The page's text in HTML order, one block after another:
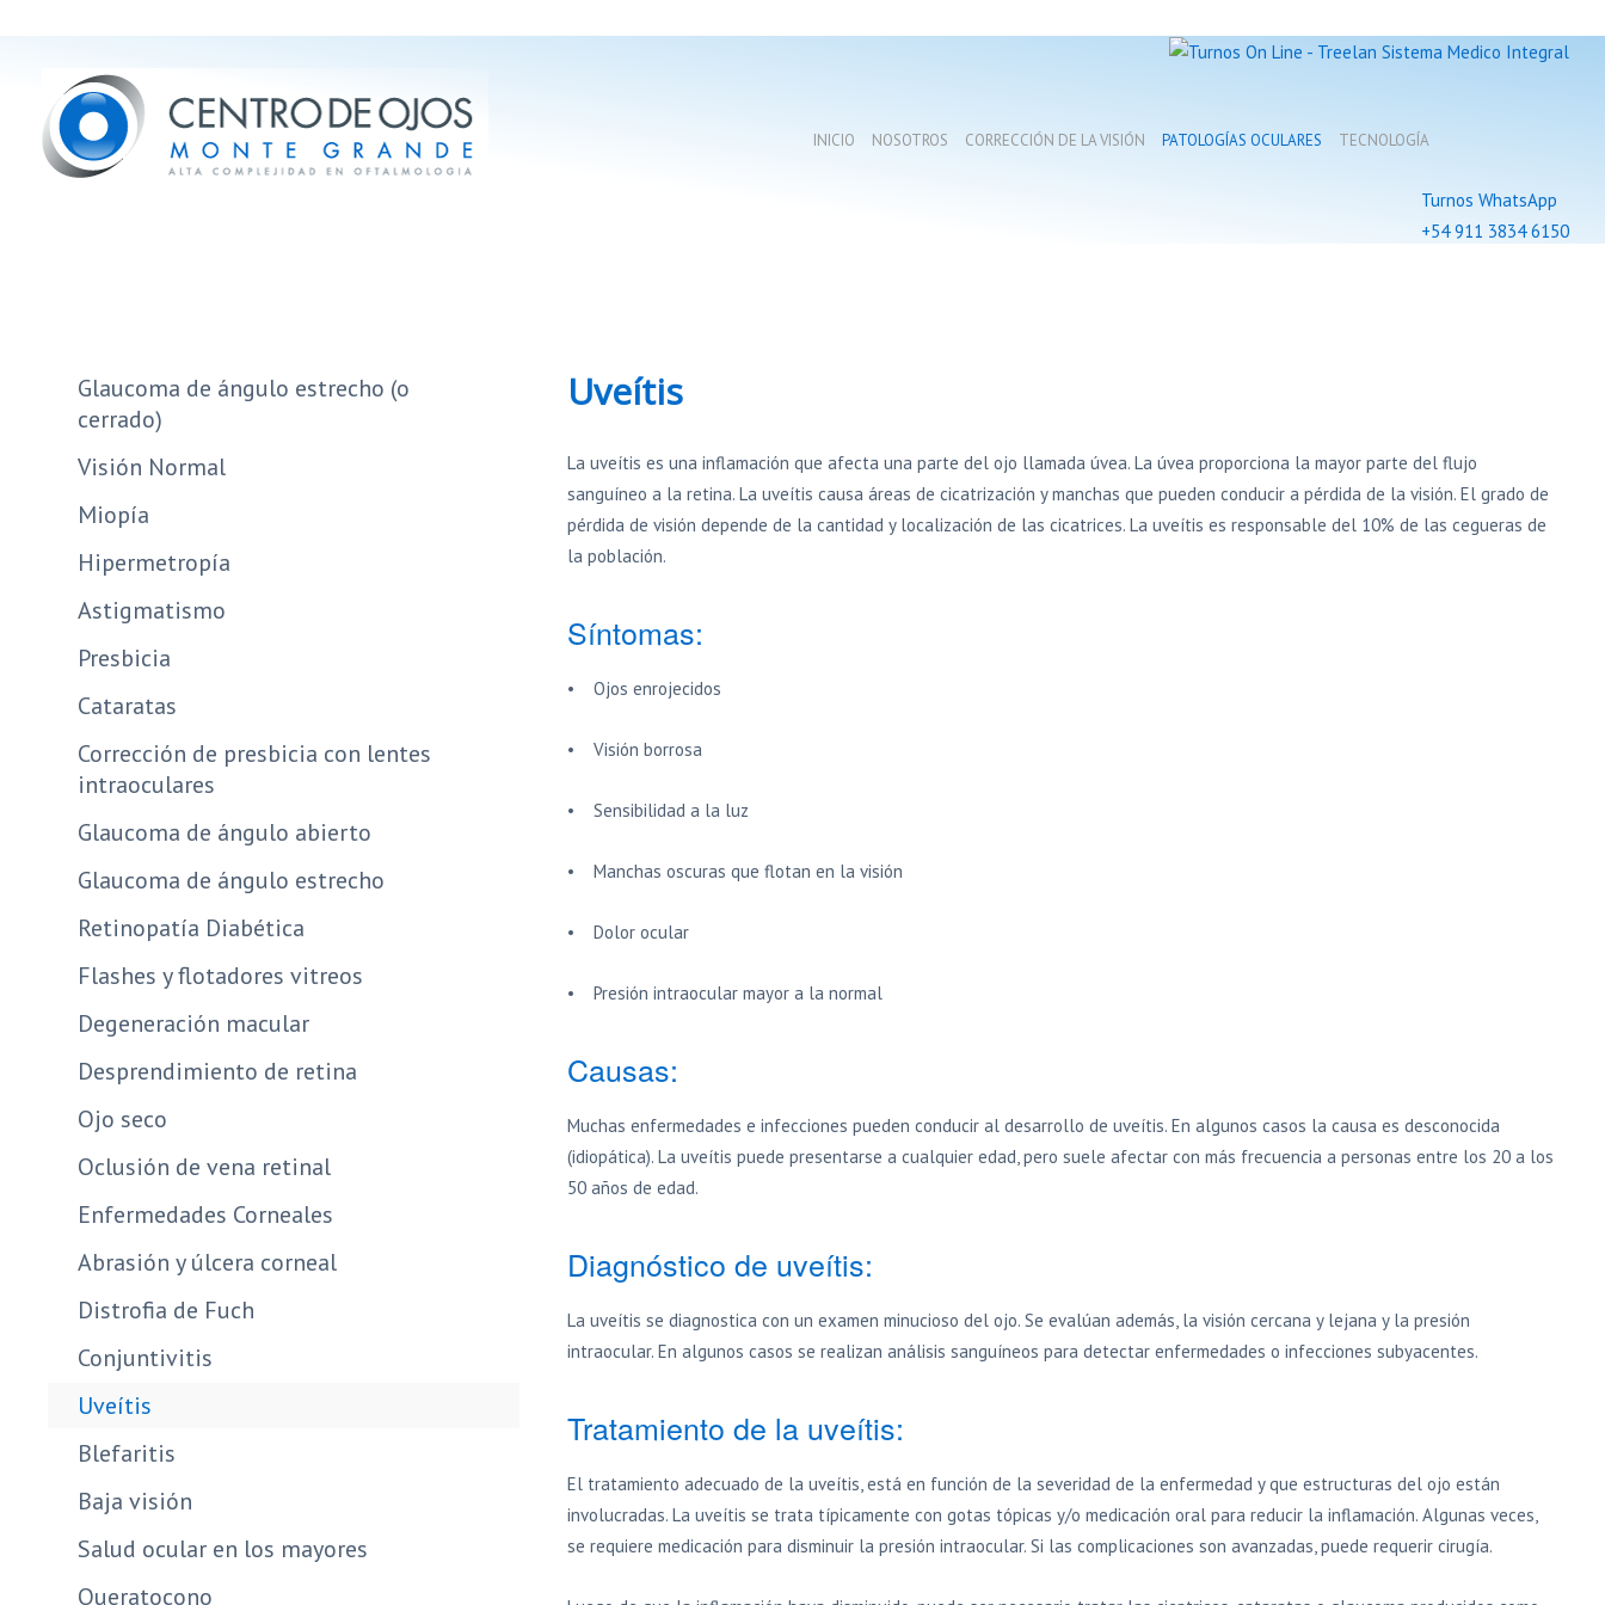
INICIO NOSOTROS CORRECCIÓN DE LA VISIÓN PATOLOGÍAS OCULARES TECNOLOGÍA
Turnos WhatsApp
+54 911 3834 6150
Uveítis
La uveítis es una inflamación que afecta una parte del ojo llamada úvea. La úvea proporciona la mayor parte del flujo
sanguíneo a la retina. La uveítis causa áreas de cicatrización y manchas que pueden conducir a pérdida de la visión. El grado de
pérdida de visión depende de la cantidad y localización de las cicatrices. La uveítis es responsable del 10% de las cegueras de
la población.
Síntomas:
• Ojos enrojecidos
• Visión borrosa
• Sensibilidad a la luz
• Manchas oscuras que flotan en la visión
• Dolor ocular
• Presión intraocular mayor a la normal
Causas:
Muchas enfermedades e infecciones pueden conducir al desarrollo de uveítis. En algunos casos la causa es desconocida
(idiopática). La uveítis puede presentarse a cualquier edad, pero suele afectar con más frecuencia a personas entre los 20 a los
50 años de edad.
Diagnóstico de uveítis:
La uveítis se diagnostica con un examen minucioso del ojo. Se evalúan además, la visión cercana y lejana y la presión
intraocular. En algunos casos se realizan análisis sanguíneos para detectar enfermedades o infecciones subyacentes.
Tratamiento de la uveítis:
El tratamiento adecuado de la uveítis, está en función de la severidad de la enfermedad y que estructuras del ojo están
involucradas. La uveítis se trata típicamente con gotas tópicas y/o medicación oral para reducir la inflamación. Algunas veces,
se requiere medicación para disminuir la presión intraocular. Si las complicaciones son avanzadas, puede requerir cirugía.
Glaucoma de ángulo estrecho (o
cerrado)
Visión Normal
Miopía
Hipermetropía
Astigmatismo
Presbicia
Cataratas
Corrección de presbicia con lentes
intraoculares
Glaucoma de ángulo abierto
Glaucoma de ángulo estrecho
Retinopatía Diabética
Flashes y flotadores vitreos
Degeneración macular
Desprendimiento de retina
Ojo seco
Oclusión de vena retinal
Enfermedades Corneales
Abrasión y úlcera corneal
Distrofia de Fuch
Conjuntivitis
Uveítis
Blefaritis
Baja visión
Salud ocular en los mayores
Queratocono